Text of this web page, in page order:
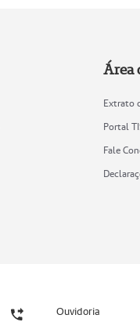
Área
Extrato
Portal
Fale
Ouvidoria